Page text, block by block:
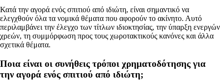
Κατά την αγορά ενός σπιτιού από ιδιώτη, είναι σημαντικό να
ελεγχθούν όλα τα νομικά θέματα που αφορούν το ακίνητο. Αυτό
περιλαμβάνει την έλεγχο των τίτλων ιδιοκτησίας, την ύπαρξη ενεργών
χρεών, τη συμμόρφωση προς τους χωροτακτικούς κανόνες και άλλα
σχετικά θέματα.
Ποια είναι οι συνήθεις τρόποι χρηματοδότησης για
την αγορά ενός σπιτιού από ιδιώτη;